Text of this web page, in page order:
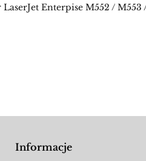
Enterpise M552 /
Informacje